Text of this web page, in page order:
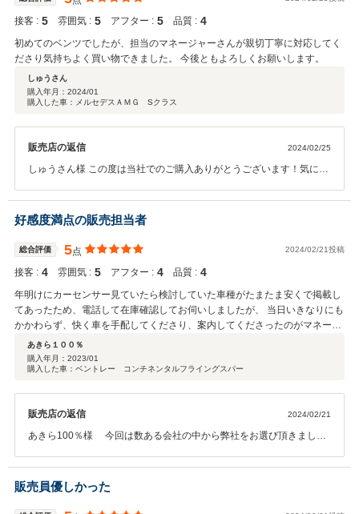
接客 : 5 雰囲気 : 5 アフター : 5 品質 : 4
初めてのベンツでしたが、担当のマネージャーさんが親切丁寧に対応してく
ださり気持ちよく買い物できました。 今後ともよろしくお願いします。
しゅうさん
購入年月： 2024/01
購入した車：メルセデスＡＭＧ Sクラス
販売店の返信 2024/02/25
しゅうさん様 この度は当社でのご購入ありがとうございます！気に入
さい！
好感度満点の販売担当者
総合評価 5点 2024/02/21投稿
接客 : 4 雰囲気 : 5 アフター : 4 品質 : 4
年明けにカーセンサー見ていたら検討していた車種がたまたま安くで掲載し
てあったため、電話して在庫確認してお伺いしましたが、 当日いきなりにも
かかわらず、快く車を手配してくださり、案内してくださったのがマネージ
ャーさんでした。 年齢が近かったので親近感があり、接客も丁寧でなんとな
くビビッときたので、あっという間に購入になりました。 いつも迅速な対応
をしてくださり、丁寧な説明とご提案で気持ち良い買い物ができました！ 購
す！！
あきら１００％
購入年月： 2023/01
購入した車：ベントレー コンチネンタルフライングスパー
販売店の返信 2024/02/21
あきら100％様 今回は数ある会社の中から弊社をお選び頂きまし
スタッフも大変嬉しく存じます。 また何かありましたら、弊社もしく
は担当者にご連絡下さいませ。 この度は、誠にありがとうございまし
販売員優しかった